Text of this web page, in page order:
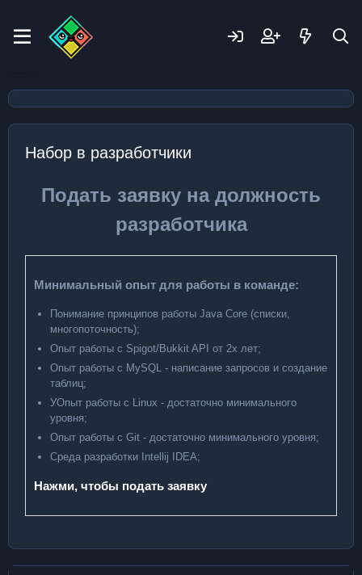
Набор в разработчики
Подать заявку на должность
разработчика
Минимальный опыт для работы в команде:
Понимание принципов работы Java Core (списки,
многопоточность);
Опыт работы с Spigot/Bukkit API от 2х лет;
Опыт работы с MySQL - написание запросов и создание
таблиц;
УОпыт работы с Linux - достаточно минимального
уровня;
Опыт работы с Git - достаточно минимального уровня;
Среда разработки Intellij IDEA;
Нажми, чтобы подать заявку